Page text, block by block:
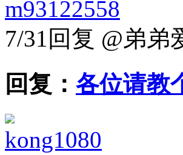
m93122558
7/31 回复 @弟弟
回复： 各位请教
kong1080